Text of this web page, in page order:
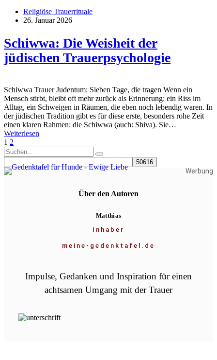
Religiöse Trauerrituale
26. Januar 2026
Schiwwa: Die Weisheit der
jüdischen Trauerpsychologie
Schiwwa Trauer Judentum: Sieben Tage, die tragen Wenn ein
Mensch stirbt, bleibt oft mehr zurück als Erinnerung: ein Riss im
Alltag, ein Schweigen in Räumen, die eben noch lebendig waren. In
der jüdischen Tradition gibt es für diese erste, besonders rohe Zeit
einen klaren Rahmen: die Schiwwa (auch: Shiva). Sie…
Weiterlesen
1 2
Werbung
Über den Autoren
Matthias
Inhaber
meine-gedenktafel.de
Impulse, Gedanken und Inspiration für einen
achtsamen Umgang mit der Trauer